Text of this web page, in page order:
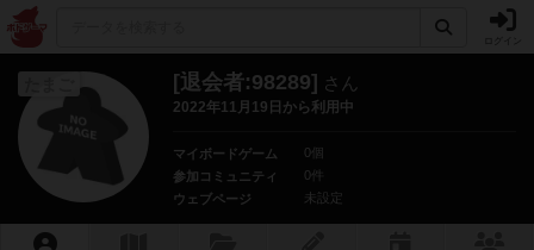
[退会者:98289] さん
2022年11月19日から利用中
マイボードゲーム
0個
参加コミュニティ
0件
ウェブページ
未設定